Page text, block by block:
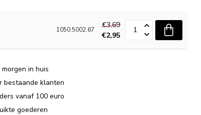
1050.5002.67
€3,69
€2,95
morgen in huis
bestaande klanten
vanaf 100 euro
goederen